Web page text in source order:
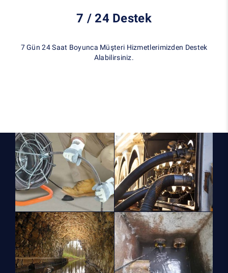
7 / 24 Destek
7 Gün 24 Saat Boyunca Müşteri Hizmetlerimizden Destek
Alabilirsiniz.